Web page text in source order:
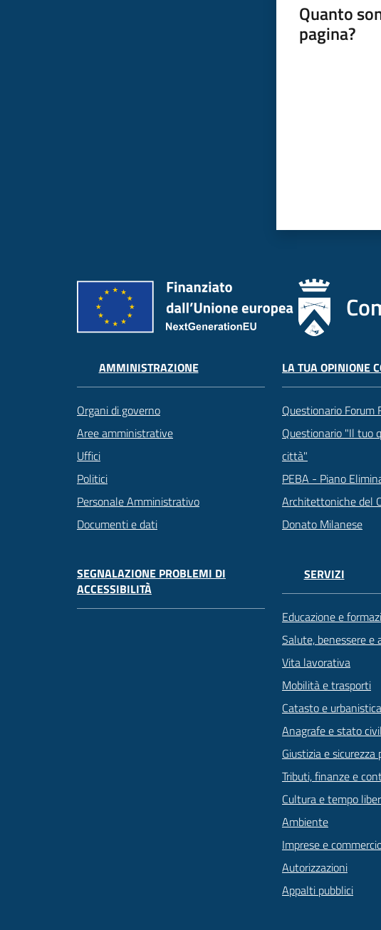
Quanto
pagina?
AMMINISTRAZIONE
Organi di governo
Aree amministrative
Uffici
Politici
Personale Amministrativo
Documenti e dati
LA TUA OPINIONE
Questionario Forum
Questionario "Il tuo
città"
PEBA - Piano
Architettoniche del
Donato Milanese
SEGNALAZIONE PROBLEMI DI
ACCESSIBILITÀ
SERVIZI
Educazione e
Salute, benessere e
Vita lavorativa
Mobilità e trasporti
Catasto e urbanistica
Anagrafe e stato
Giustizia e sicurezza
Tributi, finanze e
Cultura e tempo
Ambiente
Imprese e
Autorizzazioni
Appalti pubblici